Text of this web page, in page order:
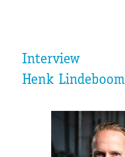
Interview
Henk Lindeboom